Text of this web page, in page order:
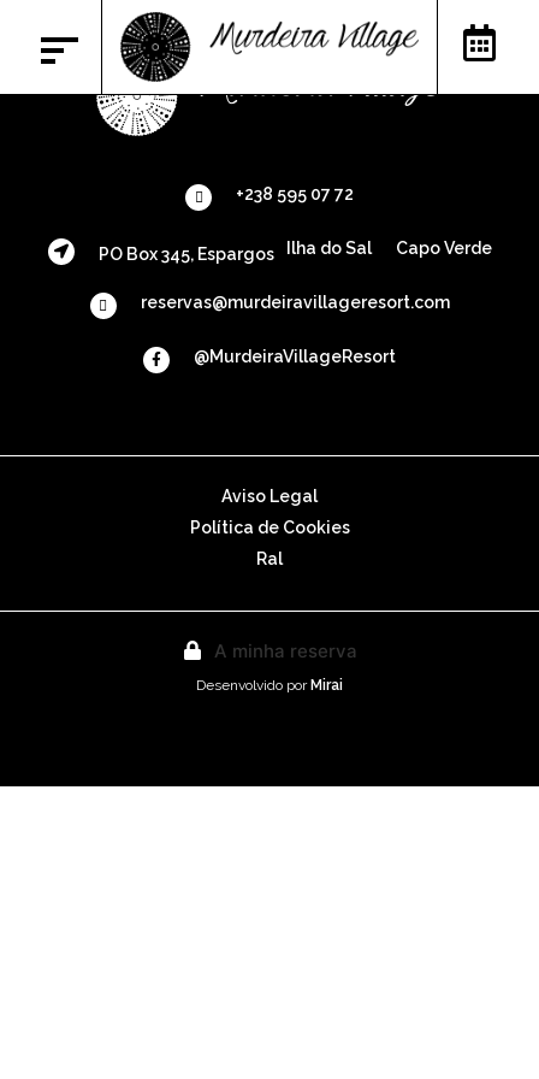
+238 595 07 72
PO Box 345, Espargos Ilha do Sal Capo Verde
reservas@murdeiravillageresort.com
@MurdeiraVillageResort
Aviso Legal
Política de Cookies
Ral
A minha reserva
Desenvolvido por Mirai